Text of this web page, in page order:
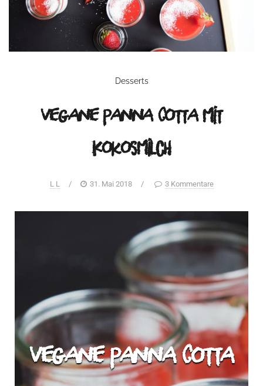
Desserts
Vegane Panna Cotta mit
Kokosmilch
L L / 31. Mai 2018 / 3 Kommentare
Vegane Panna Cotta